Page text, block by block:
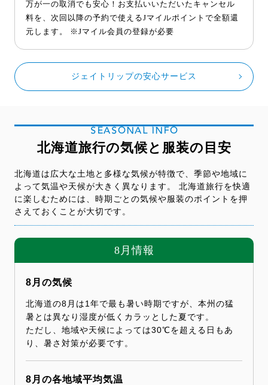
万が一の取消でも安心！お支払いいただいたキャンセル
料を、次回以降の予約で使えるJマイルポイントで全額還
元します。 ※Jマイル会員の登録が必要
ジェイトリップの安心サービス
SEASONAL INFO
北海道旅行の気候と服装の目安
北海道は広大な土地と多様な気候が特徴で、季節や地域に
よって気温や天候が大きく異なります。 北海道旅行を快適
に楽しむためには、時期ごとの気候や服装のポイントを押
さえておくことが大切です。
8月情報
8月の気候
北海道の8月は1年で最も暑い時期ですが、本州の猛
暑とは異なり湿度が低くカラッとした夏です。
ただし、地域や天候によっては30℃を超える日もあ
り、暑さ対策が必要です。
8月の各地域平均気温